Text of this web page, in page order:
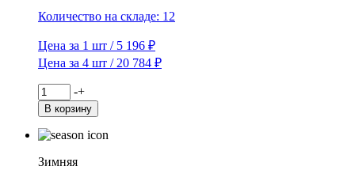
Количество на складе: 12
Цена за 1 шт / 5 196 ₽
Цена за 4 шт / 20 784 ₽
Количество
товара
Viatti
195/60R15
Brina
-+
В корзину
Зимняя